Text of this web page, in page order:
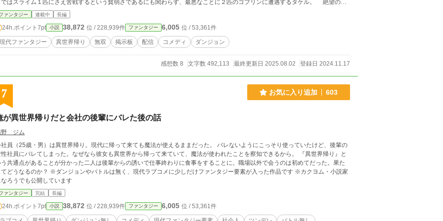
ではスライム１匹にさえ苦戦するという貧弱さであるにも関わらず、最悪なことに２匹のゴブリンに遭遇するタケル。 絶望の
タケルは「どうにかしなければ⋯⋯」と必死の中、ステータスをおもむろに開く。それはただの悪あがきのようなものだった
を倒した勇者が、ダンジョンのある現代に戻っていろいろとやらかし
く物語である。
ァンタジー 連載中 長編
24h.ポイント 7pt 小説 38,872 位 / 228,939件 ファンタジー 6,005 位 / 53,361件
現代ファンタジー 異世界帰り 無双 掲示板 配信 コメディ ダンジョン
感想数 8 文字数 492,113 最終更新日 2025.08.02 登録日 2024.11.17
7 お気に入り追加 603
が異世界帰りだと会社の後輩にバレた後の話
野 ジム
員（25歳・男）は異世界帰り。現代に帰って来ても魔法が使えるままだった。 バレないようにこっそり使っていたけど、後輩の
社員にバレてしまった。なぜなら彼女も異世界から帰って来ていて、魔法が使われたことを察知できるから。 『異世界帰り』と
う共通点があることが分かった二人は後輩からの誘いで仕事終わりに食事をすることに。職場以外で会うのは初めてだった。果た
のか？ ※ダンジョンやバトルは無く、現代ラブコメに少しだけファンタジー要素が入った作品です ※カクヨム・小説家
なろうでも公開しています
ァンタジー 完結 長編
24h.ポイント 7pt 小説 38,872 位 / 228,939件 ファンタジー 6,005 位 / 53,361件